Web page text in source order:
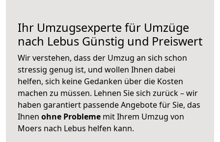
Ihr Umzugsexperte für Umzüge
nach Lebus Günstig und Preiswert
Wir verstehen, dass der Umzug an sich schon
stressig genug ist, und wollen Ihnen dabei
helfen, sich keine Gedanken über die Kosten
machen zu müssen. Lehnen Sie sich zurück – wir
haben garantiert passende Angebote für Sie, das
Ihnen ohne Probleme mit Ihrem Umzug von
Moers nach Lebus helfen kann.